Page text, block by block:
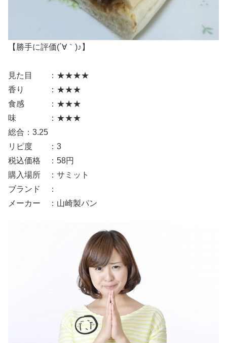
【勝手に評価(´∀｀)♪】
見た目 ：★★★★
香り ：★★★
食感 ：★★★
味 ：★★★
総合：3.25
リピ度 ：3
税込価格 ：58円
購入場所 ：サミット
ブランド ：
メーカー ：山崎製パン